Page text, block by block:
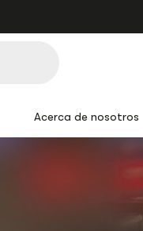
Acerca de nosotros